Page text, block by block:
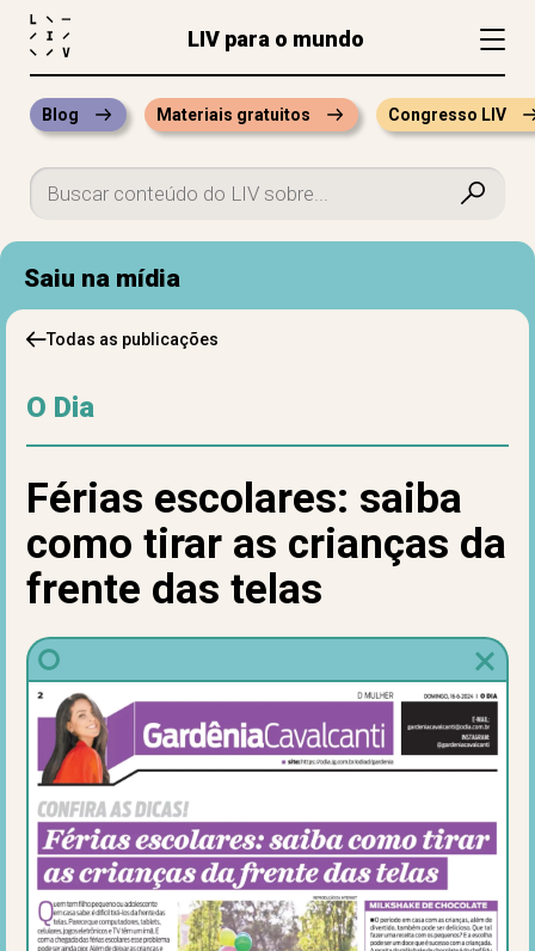
LIV para o mundo
Blog Materiais gratuitos Congresso LIV
Saiu na mídia
Todas as publicações
O Dia
Férias escolares: saiba
como tirar as crianças da
frente das telas